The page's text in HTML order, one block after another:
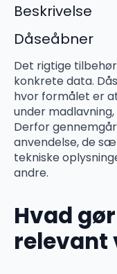
Beskrivelse
Dåseåbner
Det rigtige
konkrete data.
hvor formålet er
under
Derfor
anvendelse, de
tekniske
andre.
Hvad
relevant